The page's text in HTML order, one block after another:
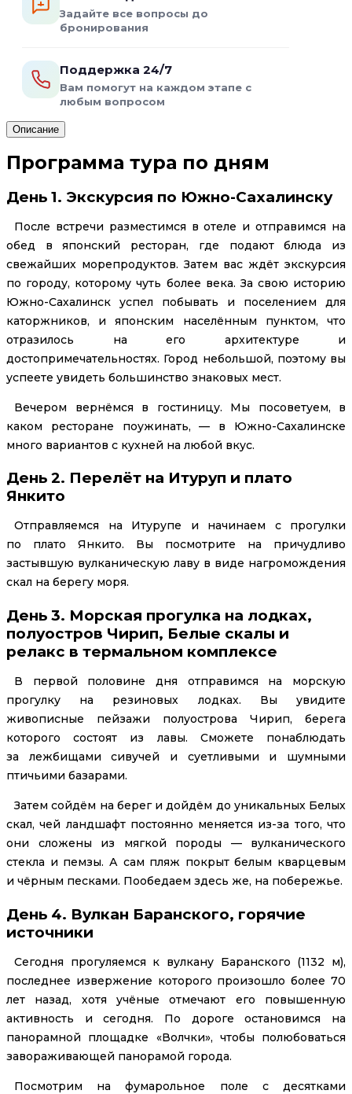
Задайте все вопросы до
бронирования
Поддержка 24/7
Вам помогут на каждом этапе с
любым вопросом
Описание
Программа тура по дням
День 1. Экскурсия по Южно-Сахалинску
После встречи разместимся в отеле и отправимся на
обед в японский ресторан, где подают блюда из
свежайших морепродуктов. Затем вас ждёт экскурсия
по городу, которому чуть более века. За свою историю
Южно-Сахалинск успел побывать и поселением для
каторжников, и японским населённым пунктом, что
отразилось на его архитектуре и
достопримечательностях. Город небольшой, поэтому вы
успеете увидеть большинство знаковых мест.
Вечером вернёмся в гостиницу. Мы посоветуем, в
каком ресторане поужинать, — в Южно-Сахалинске
много вариантов с кухней на любой вкус.
День 2. Перелёт на Итуруп и плато
Янкито
Отправляемся на Итурупе и начинаем с прогулки
по плато Янкито. Вы посмотрите на причудливо
застывшую вулканическую лаву в виде нагромождения
скал на берегу моря.
День 3. Морская прогулка на лодках,
полуостров Чирип, Белые скалы и
релакс в термальном комплексе
В первой половине дня отправимся на морскую
прогулку на резиновых лодках. Вы увидите
живописные пейзажи полуострова Чирип, берега
которого состоят из лавы. Сможете понаблюдать
за лежбищами сивучей и суетливыми и шумными
птичьими базарами.
Затем сойдём на берег и дойдём до уникальных Белых
скал, чей ландшафт постоянно меняется из-за того, что
они сложены из мягкой породы — вулканического
стекла и пемзы. А сам пляж покрыт белым кварцевым
и чёрным песками. Пообедаем здесь же, на побережье.
День 4. Вулкан Баранского, горячие
источники
Сегодня прогуляемся к вулкану Баранского (1132 м),
последнее извержение которого произошло более 70
лет назад, хотя учёные отмечают его повышенную
активность и сегодня. По дороге остановимся на
панорамной площадке «Волчки», чтобы полюбоваться
завораживающей панорамой города.
Посмотрим на фумарольное поле с десятками